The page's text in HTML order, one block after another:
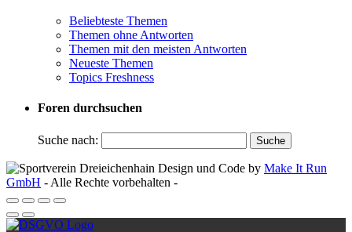
Beliebteste Themen
Themen ohne Antworten
Themen mit den meisten Antworten
Neueste Themen
Topics Freshness
Foren durchsuchen
Suche nach:
Design und Code by Make It Run
GmbH - Alle Rechte vorbehalten -